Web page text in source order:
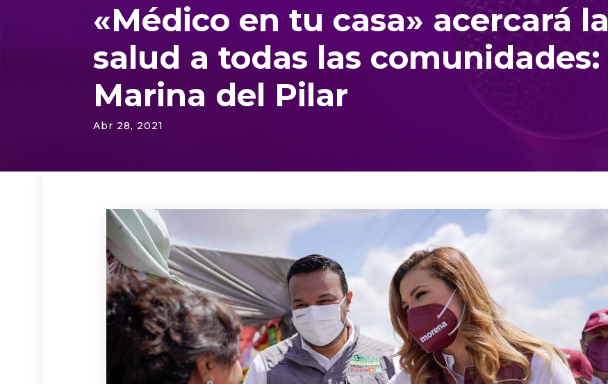
«Médico en tu casa» acercará la
salud a todas las comunidades:
Marina del Pilar
Abr 28, 2021